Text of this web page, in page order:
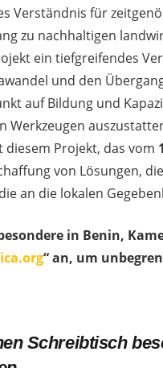
Verständnis für
zu nachhaltigen
ein tiefgreifendes
und den
auf Bildung und
Projekt, das vom
von Lösungen,
an die lokalen
in Benin,
“ an, um
Schreibtisch